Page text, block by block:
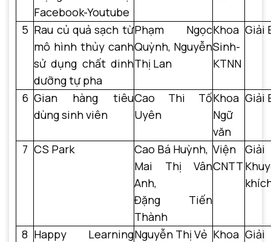
Facebook-Youtube
5 Rau củ quả sạch từ
mô hình thủy canh
sử dụng chất dinh
dưỡng tự pha
Phạm Ngọc
Quỳnh, Nguyễn
Thị Lan
Khoa
Sinh-
KTNN
Giải
6 Gian hàng tiêu
dùng sinh viên
Cao Thi Tố
Uyên
Khoa
Ngữ
văn
Giải
7 CS Park
Cao Bá Huỳnh,
Mai Thị Vân
Anh,
Đặng Tiến
Thành
Viện
CNTT
Giải
8 Happy LearningNguyễn Thị Vẻ Khoa Giải